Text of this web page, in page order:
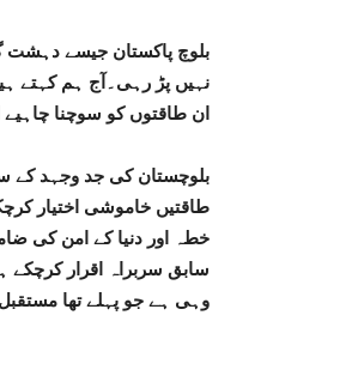
بلوچ پاکستان جیسے دہشت
نہیں پڑ رہی۔آج ہم کہتے
ان طاقتوں کو سوچنا چاہیے
بلوچستان کی جد وجہد کے
طاقتیں خاموشی اختیار
خطہ اور دنیا کے امن کی
سابق سربراہ اقرار
وہی ہے جو پہلے تھا